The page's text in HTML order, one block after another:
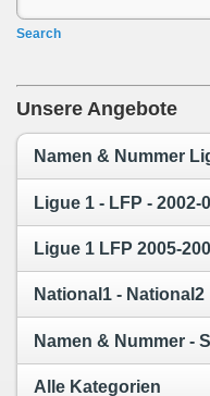
Search
Unsere Angebote
Namen & Nummer
Ligue 1 - LFP - 2002-
Ligue 1 LFP 2005-
National1 - National2
Namen & Nummer -
Alle Kategorien